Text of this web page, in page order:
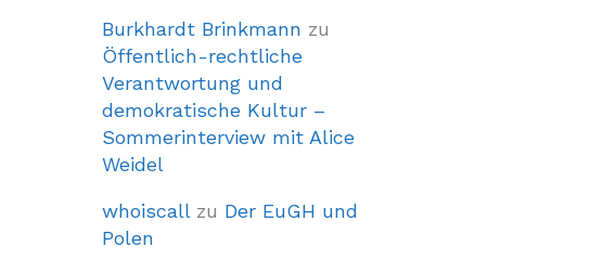
Burkhardt Brinkmann zu
Öffentlich-rechtliche
Verantwortung und
demokratische Kultur –
Sommerinterview mit Alice
Weidel
whoiscallzu Der EuGH und
Polen